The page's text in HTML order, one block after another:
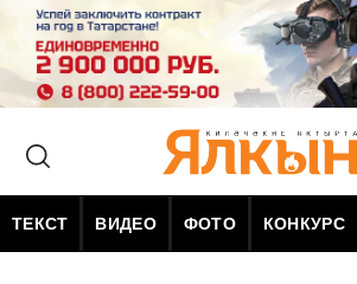
ТЕКСТ ВИДЕО ФОТО КОНКУРС